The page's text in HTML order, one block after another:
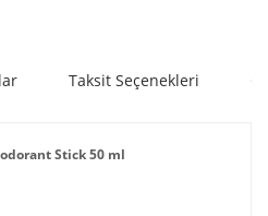
Taksit Seçenekleri
Stick 50 ml